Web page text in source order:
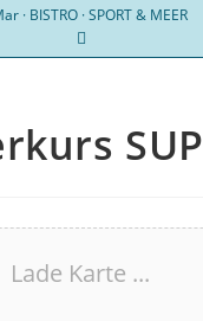
· BISTRO · SPORT & MEER
SUP
Lade Karte ...